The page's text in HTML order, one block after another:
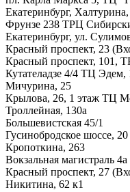
Екатеринбург,
Фрунзе 238 ТРЦ
Екатеринбург, ул.
Красный проспект, 23
Красный проспект, 101,
Кутателадзе 4/4 ТЦ Эдем,
Мичурина, 25
Крылова, 26, 1 этаж ТЦ
Троллейная, 130а
Большевистская 45/1
Гусинобродское шоссе, 20
Кропоткина, 263
Вокзальная магистраль 4а
Красный проспект, 27
Никитина, 62 к1